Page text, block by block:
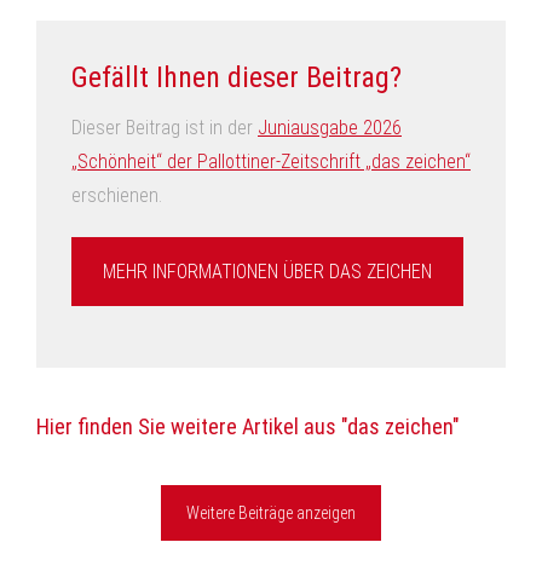
Gefällt Ihnen dieser Beitrag?
Dieser Beitrag ist in der Juniausgabe 2026
„Schönheit“ der Pallottiner-Zeitschrift „das zeichen“
erschienen.
MEHR INFORMATIONEN ÜBER DAS ZEICHEN
Hier finden Sie weitere Artikel aus "das zeichen"
Weitere Beiträge anzeigen